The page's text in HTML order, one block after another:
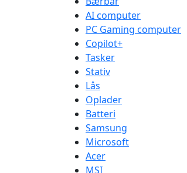
AI computer
PC Gaming computer
Copilot+
Tasker
Stativ
Lås
Oplader
Batteri
Samsung
Microsoft
Acer
MSI